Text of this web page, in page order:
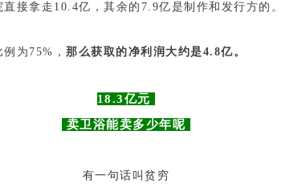
接拿走10.4亿，其余的7.9亿是制作和发行方的。
为75%， 那么获取的净利润大约是4.8亿。
18.3亿元
卖卫浴能卖多少年呢
有一句话叫贫穷